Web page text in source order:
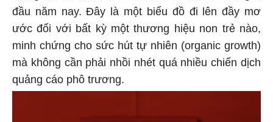
đầu năm nay. Đây là một biểu đồ đi lên đầy mơ
ước đối với bất kỳ một thương hiệu non trẻ nào,
minh chứng cho sức hút tự nhiên (organic growth)
mà không cần phải nhồi nhét quá nhiều chiến dịch
quảng cáo phô trương.